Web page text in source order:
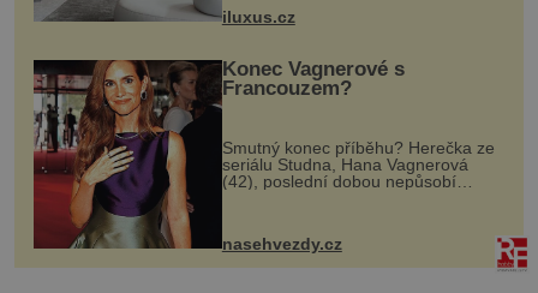
dnes umož...
iluxus.cz
Konec Vagnerové s
Francouzem?
Smutný konec příběhu? Herečka ze
seriálu Studna, Hana Vagnerová
(42), poslední dobou nepůsobí
nasehvezdy.cz